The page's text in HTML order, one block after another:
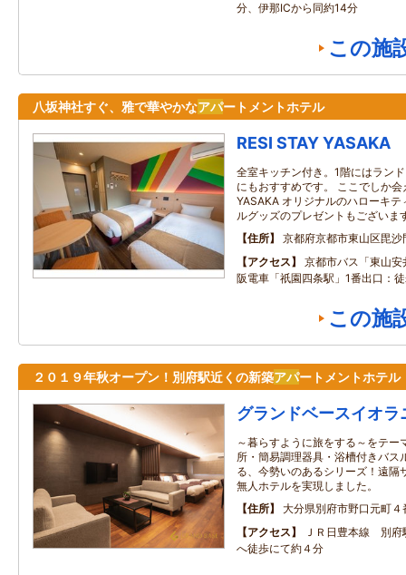
分、伊那ICから同約14分
この施
八坂神社すぐ、雅で華やかなアパートメントホテル
RESI STAY YASAKA
全室キッチン付き。1階にはラン
にもおすすめです。 ここでしか会
YASAKA オリジナルのハローキ
ルグッズのプレゼントもございま
住所
京都府京都市東山区毘沙
アクセス
京都市バス「東山
阪電車「祇園四条駅」1番出口：
この施
２０１９年秋オープン！別府駅近くの新築アパートメントホテル
グランドベースイオラ
～暮らすように旅をする～をテー
所・簡易調理器具・浴槽付きバス
る、今勢いのあるシリーズ！遠隔
無人ホテルを実現しました。
住所
大分県別府市野口元町４
アクセス
ＪＲ日豊本線 別
へ徒歩にて約４分